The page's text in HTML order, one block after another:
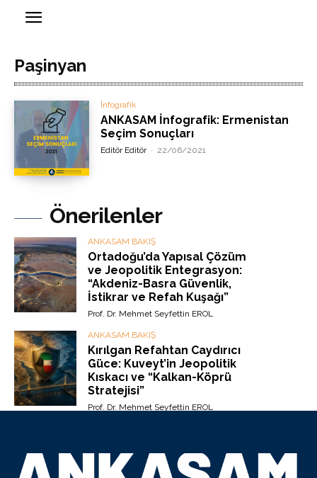
Paşinyan
İnfografik
ANKASAM İnfografik: Ermenistan
Seçim Sonuçları
Editör Editör - 22/06/2021
Önerilenler
ANKASAM BAKIŞ
Ortadoğu’da Yapısal Çözüm
ve Jeopolitik Entegrasyon:
“Akdeniz-Basra Güvenlik,
İstikrar ve Refah Kuşağı”
Prof. Dr. Mehmet Seyfettin EROL
ANKASAM BAKIŞ
Kırılgan Refahtan Caydırıcı
Güce: Kuveyt’in Jeopolitik
Kıskacı ve “Kalkan-Köprü
Stratejisi”
Prof. Dr. Mehmet Seyfettin EROL